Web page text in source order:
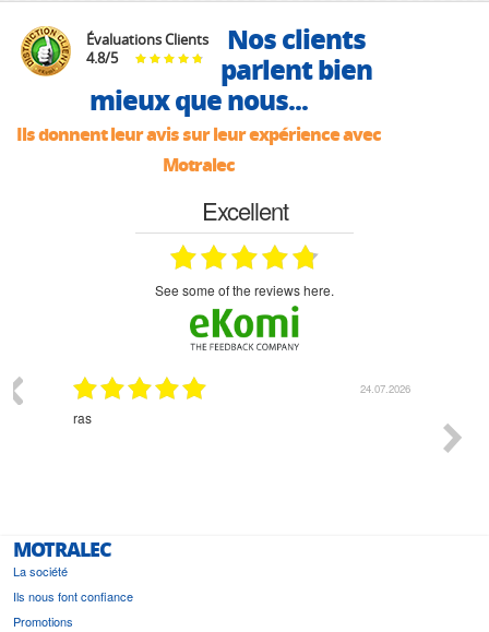
Évaluations Clients
4.8/5
Nos clients
parlent bien
mieux que nous...
Ils donnent leur avis sur leur expérience avec
Motralec
Excellent
see some of the reviews here.
24.07.2026
ras
MOTRALEC
La société
Ils nous font confiance
Promotions